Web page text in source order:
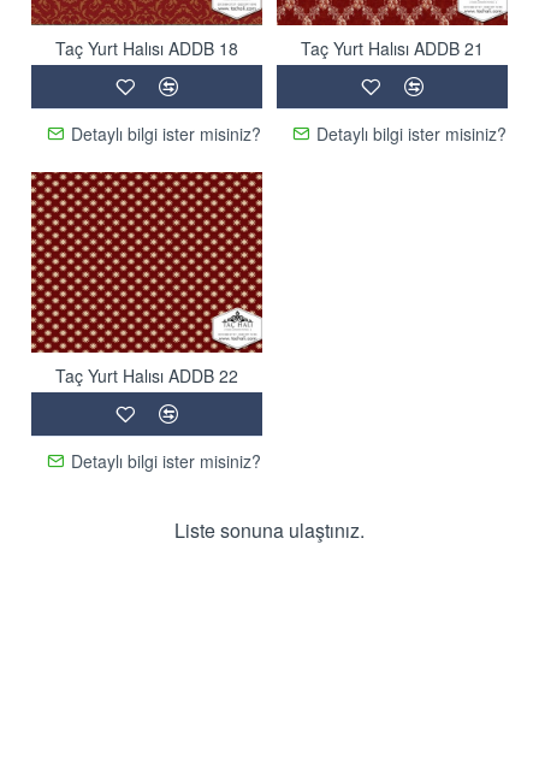
Taç Yurt Halısı ADDB 18
Detaylı bilgi ister misiniz?
Taç Yurt Halısı ADDB 21
Detaylı bilgi ister misiniz?
Taç Yurt Halısı ADDB 22
Detaylı bilgi ister misiniz?
Liste sonuna ulaştınız.